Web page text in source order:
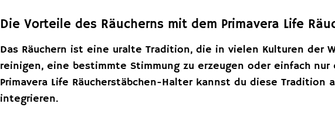
Die Vorteile des Räucherns mit dem Primavera Life
Das Räuchern ist eine uralte Tradition, die in vielen Kulturen der
reinigen, eine bestimmte Stimmung zu erzeugen oder einfach
Primavera Life Räucherstäbchen-Halter kannst du diese
integrieren.